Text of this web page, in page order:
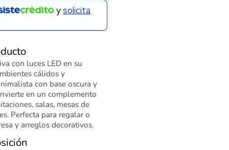
ysolicita
con luces LED en su
cálidos y
con base oscura y
en un complemento
salas, mesas de
Perfecta para regalar o
y arreglos decorativos.